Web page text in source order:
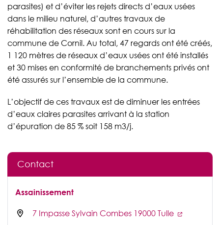
parasites) et d’éviter les rejets directs d’eaux usées
dans le milieu naturel, d’autres travaux de
réhabilitation des réseaux sont en cours sur la
commune de Cornil. Au total, 47 regards ont été créés,
1 120 mètres de réseaux d’eaux usées ont été installés
et 30 mises en conformité de branchements privés ont
été assurés sur l’ensemble de la commune.
L’objectif de ces travaux est de diminuer les entrées
d’eaux claires parasites arrivant à la station
d’épuration de 85 % soit 158 m3/j.
Contact
Assainissement
7 Impasse Sylvain Combes 19000 Tulle